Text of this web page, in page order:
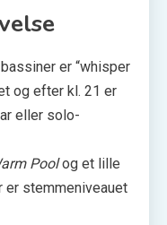
er “whisper
og efter kl. 21 er
eller solo-
Poolog et lille
er stemmeniveauet